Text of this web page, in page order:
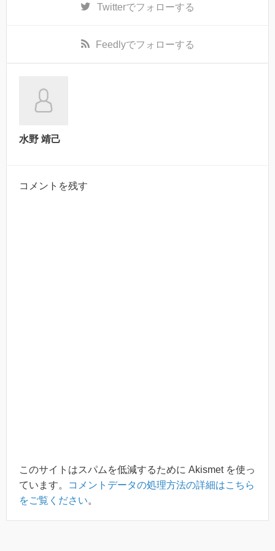
Twitterでフォローする
Feedlyでフォローする
水野 靖己
コメントを残す
このサイトはスパムを低減するために Akismet を使っ
ています。
コメントデータの処理方法の詳細はこちら
をご覧ください。